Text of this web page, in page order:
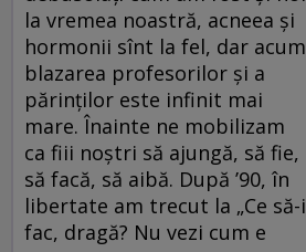
la vremea noastră, acneea și
hormonii sînt la fel, dar acum
blazarea profesorilor și a
părinților este infinit mai
mare. Înainte ne mobilizam
ca fiii noștri să ajungă, să fie,
să facă, să aibă. După ’90, în
libertate am trecut la „Ce să-i
fac, dragă? Nu vezi cum e